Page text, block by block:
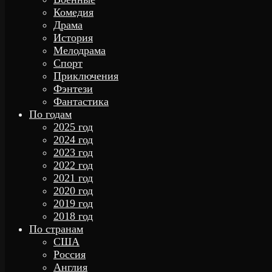
Комедия
Драма
История
Мелодрама
Спорт
Приключения
Фэнтези
Фантастика
По годам
2025 год
2024 год
2023 год
2022 год
2021 год
2020 год
2019 год
2018 год
По странам
США
Россия
Англия